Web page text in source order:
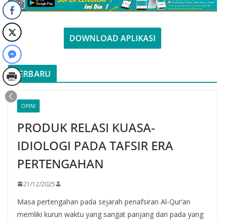
DOWNLOAD APLIKASI
TERBARU
OPINI
PRODUK RELASI KUASA-
IDIOLOGI PADA TAFSIR ERA
PERTENGAHAN
21/12/2025
Masa pertengahan pada sejarah penafsiran Al-Qur’an
memliki kurun waktu yang sangat panjang dari pada yang